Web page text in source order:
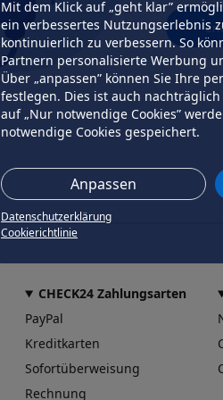
Mit dem Klick auf „geht klar”
ein verbessertes Nutzungserlebnis
kontinuierlich zu verbessern. So
Partnern personalisierte Werbung
Über „anpassen” können Sie Ihre
festlegen. Dies ist auch
auf „Nur notwendige Cookies”
notwendige Cookies gespeichert.
Anpassen
Datenschutzerklärung
Cookierichtlinie
CHECK24 Zahlungsarten
PayPal
Kreditkarten
Sofortüberweisung
Rechnung